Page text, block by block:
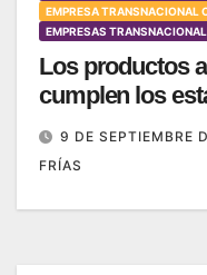
EMPRESA TRANSNACIONAL
EMPRESAS
Los productos
cumplen los
9 DE SEPTIEMBRE
FRÍAS